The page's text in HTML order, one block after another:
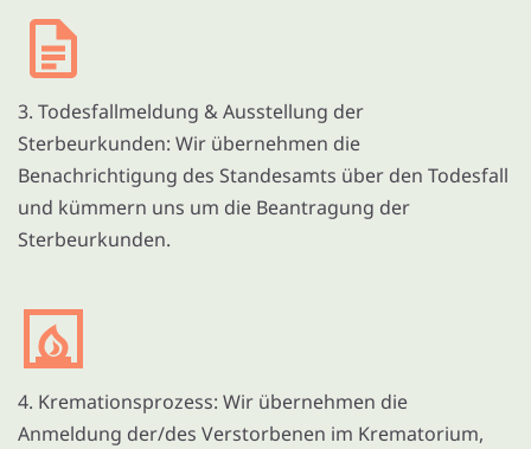
3. Todesfallmeldung & Ausstellung der
Sterbeurkunden: Wir übernehmen die
Benachrichtigung des Standesamts über den Todesfall
und kümmern uns um die Beantragung der
Sterbeurkunden.
4. Kremationsprozess: Wir übernehmen die
Anmeldung der/des Verstorbenen im Krematorium,